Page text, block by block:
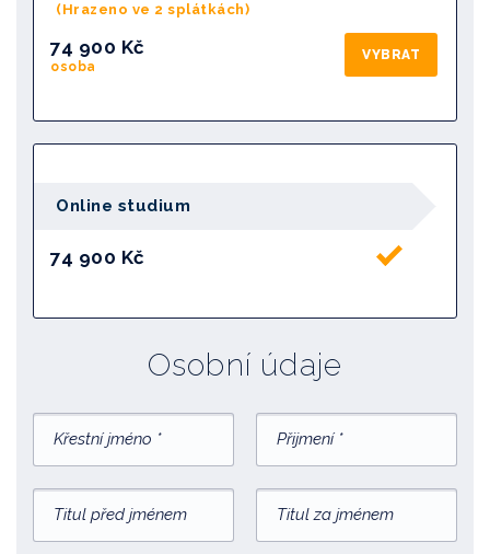
(Hrazeno ve 2 splátkách)
74 900 Kč
osoba
VYBRAT
Online studium
74 900 Kč
Osobní údaje